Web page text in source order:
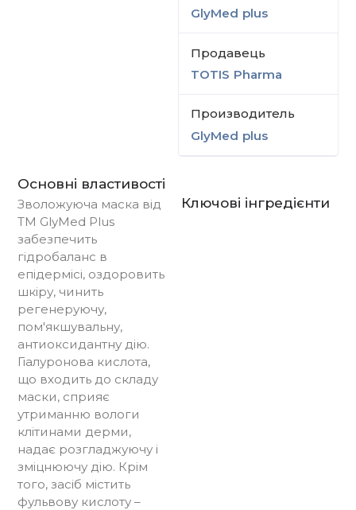
GlyMed plus
Продавець
TOTIS Pharma
Производитель
GlyMed plus
Основні властивості
Зволожуюча маска від
ТМ GlyMed Plus
забезпечить
гідробаланс в
епідермісі, оздоровить
шкіру, чинить
регенеруючу,
пом'якшувальну,
антиоксидантну дію.
Гіалуронова кислота,
що входить до складу
маски, сприяє
утриманню вологи
клітинами дерми,
надає розгладжуючу і
зміцнюючу дію. Крім
того, засіб містить
фульвову кислоту –
Ключові інгредієнти